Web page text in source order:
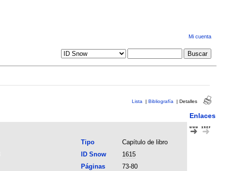
Mi cuenta
Lista | Bibliografía | Detalles
Enlaces
Tipo
Capítulo de libro
ID Snow
1615
Páginas
73-80